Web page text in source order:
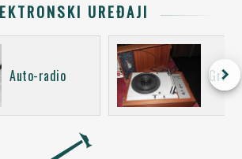
UREĐAJI
Auto-radio keyboard_arrow_right